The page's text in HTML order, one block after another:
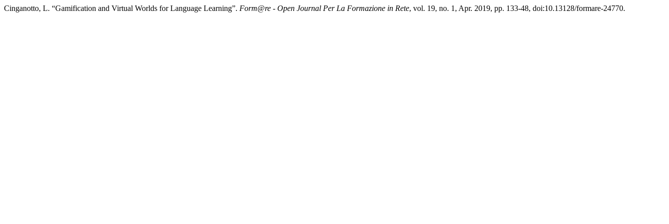
Cinganotto, L. “Gamification and Virtual Worlds for Language Learning”. Form@re - Open Journal Per La Formazione in Rete, vol. 19, no. 1, Apr. 2019, pp. 133-48, doi:10.13128/formare-24770.